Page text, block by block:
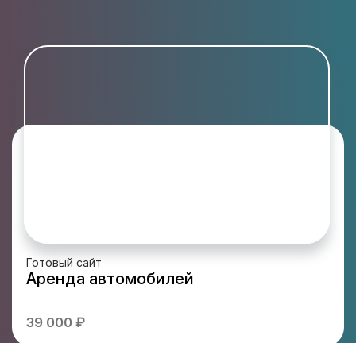
Готовый сайт
Аренда автомобилей
39 000 ₽